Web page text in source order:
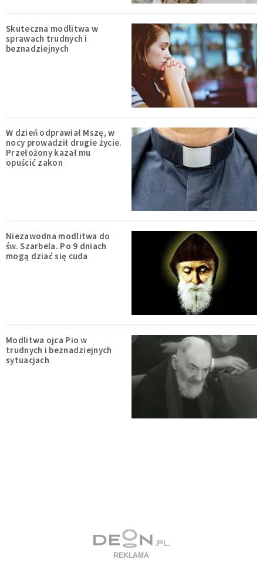
Skuteczna modlitwa w
sprawach trudnych i
beznadziejnych
W dzień odprawiał Mszę, w
nocy prowadził drugie życie.
Przełożony kazał mu
opuścić zakon
Niezawodna modlitwa do
św. Szarbela. Po 9 dniach
mogą dziać się cuda
Modlitwa ojca Pio w
trudnych i beznadziejnych
sytuacjach